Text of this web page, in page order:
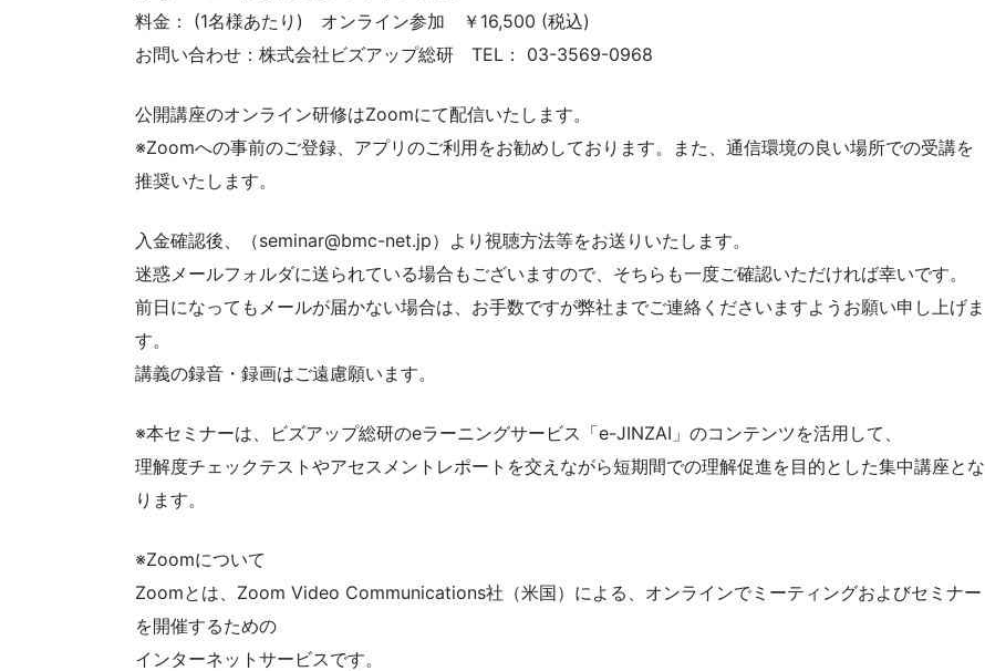
料金： (1名様あたり) オンライン参加 ￥16,500 (税込)
お問い合わせ：株式会社ビズアップ総研 TEL： 03-3569-0968
公開講座のオンライン研修はZoomにて配信いたします。
※Zoomへの事前のご登録、アプリのご利用をお勧めしております。また、通信環境の良い場所での受講を
推奨いたします。
入金確認後、（seminar@bmc-net.jp）より視聴方法等をお送りいたします。
迷惑メールフォルダに送られている場合もございますので、そちらも一度ご確認いただければ幸いです。
前日になってもメールが届かない場合は、お手数ですが弊社までご連絡くださいますようお願い申し上げま
す。
講義の録音・録画はご遠慮願います。
※本セミナーは、ビズアップ総研のeラーニングサービス「e-JINZAI」のコンテンツを活用して、
理解度チェックテストやアセスメントレポートを交えながら短期間での理解促進を目的とした集中講座とな
ります。
※Zoomについて
Zoomとは、Zoom Video Communications社（米国）による、オンラインでミーティングおよびセミナー
を開催するための
インターネットサービスです。